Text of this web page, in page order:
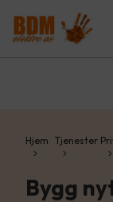
Hjem Tjenester
Bygg